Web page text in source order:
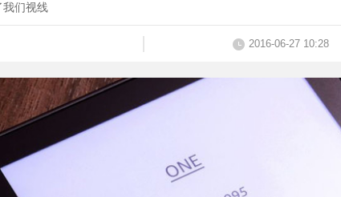
我们视线
2016-06-27 10:28